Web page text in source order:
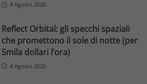
4 Agosto 2026
Reflect Orbital: gli specchi spaziali
che promettono il sole di notte (per
5mila dollari l’ora)
4 Agosto 2026